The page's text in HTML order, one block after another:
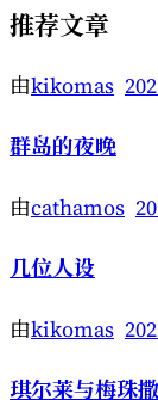
推荐文章
由kikomas
群岛的夜晚
由cathamos
几位人设
由kikomas
琪尔莱与梅珠